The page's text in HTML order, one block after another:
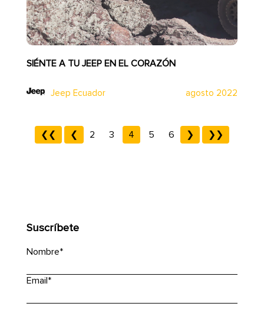
SIÉNTE A TU JEEP EN EL CORAZÓN
Jeep Ecuador agosto 2022
❮❮ ❮ 2 3 4 5 6 ❯ ❯❯
Suscríbete
Nombre*
Email*